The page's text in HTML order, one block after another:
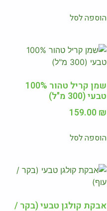
הוספה לסל
שמן קריל טהור 100%
טבעי (300 מ"ל)
159.00₪
הוספה לסל
אבקת קולגן טבעי (בקר /